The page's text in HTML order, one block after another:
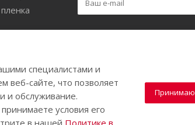
специалистами и
веб-сайте, что позволяет
и обслуживание.
условия его
в нашей Политике в
Принимаю